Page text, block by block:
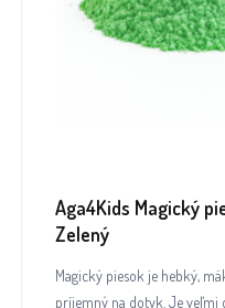
Aga4Kids Magický
Zelený
Magický piesok je hebký,
príjemný na dotyk. Je veľmi